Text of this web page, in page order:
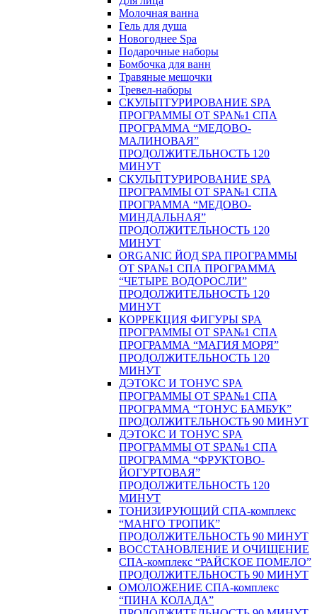
Молочная ванна
Гель для душа
Новогоднее Spa
Подарочные наборы
Бомбочка для ванн
Травяные мешочки
Тревел-наборы
СКУЛЬПТУРИРОВАНИЕ SPA
ПРОГРАММЫ ОТ SPA№1 СПА
ПРОГРАММА “МЕДОВО-
МАЛИНОВАЯ”
ПРОДОЛЖИТЕЛЬНОСТЬ 120
МИНУТ
СКУЛЬПТУРИРОВАНИЕ SPA
ПРОГРАММЫ ОТ SPA№1 СПА
ПРОГРАММА “МЕДОВО-
МИНДАЛЬНАЯ”
ПРОДОЛЖИТЕЛЬНОСТЬ 120
МИНУТ
ORGANIC ЙОД SPA ПРОГРАММЫ
ОТ SPA№1 СПА ПРОГРАММА
“ЧЕТЫРЕ ВОДОРОСЛИ”
ПРОДОЛЖИТЕЛЬНОСТЬ 120
МИНУТ
КОРРЕКЦИЯ ФИГУРЫ SPA
ПРОГРАММЫ ОТ SPA№1 СПА
ПРОГРАММА “МАГИЯ МОРЯ”
ПРОДОЛЖИТЕЛЬНОСТЬ 120
МИНУТ
ДЭТОКС И ТОНУС SPA
ПРОГРАММЫ ОТ SPA№1 СПА
ПРОГРАММА “ТОНУС БАМБУК”
ПРОДОЛЖИТЕЛЬНОСТЬ 90 МИНУТ
ДЭТОКС И ТОНУС SPA
ПРОГРАММЫ ОТ SPA№1 СПА
ПРОГРАММА “ФРУКТОВО-
ЙОГУРТОВАЯ”
ПРОДОЛЖИТЕЛЬНОСТЬ 120
МИНУТ
ТОНИЗИРУЮЩИЙ СПА-комплекс
“МАНГО ТРОПИК”
ПРОДОЛЖИТЕЛЬНОСТЬ 90 МИНУТ
ВОССТАНОВЛЕНИЕ И ОЧИЩЕНИЕ
СПА-комплекс “РАЙСКОЕ ПОМЕЛО”
ПРОДОЛЖИТЕЛЬНОСТЬ 90 МИНУТ
ОМОЛОЖЕНИЕ СПА-комплекс
“ПИНА КОЛАДА”